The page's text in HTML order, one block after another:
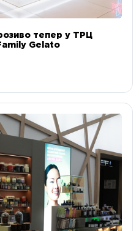
тепер у ТРЦ
Gelato